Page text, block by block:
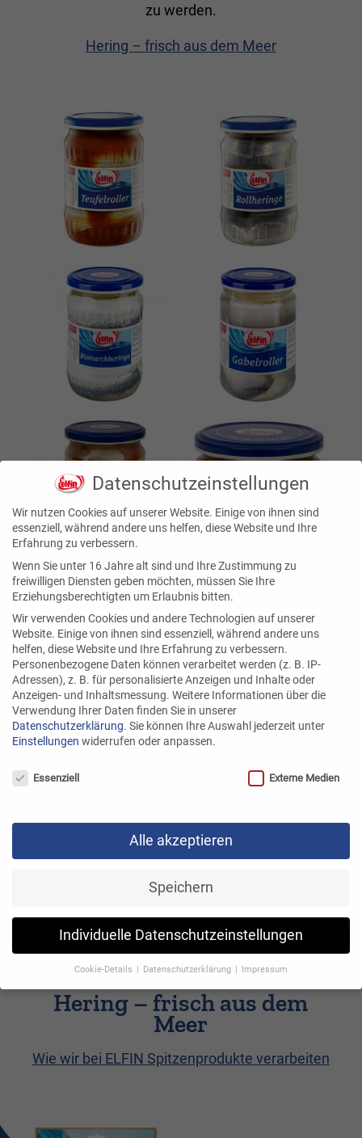
zu werden.
Hering – frisch aus dem Meer
Hering – frisch aus dem
Meer
Wie wir bei ELFIN Spitzenprodukte verarbeiten
Datenschutzeinstellungen
Wir nutzen Cookies auf unserer Website. Einige von ihnen sind
essenziell, während andere uns helfen, diese Website und Ihre
Erfahrung zu verbessern.
Wenn Sie unter 16 Jahre alt sind und Ihre Zustimmung zu
freiwilligen Diensten geben möchten, müssen Sie Ihre
Erziehungsberechtigten um Erlaubnis bitten.
Wir verwenden Cookies und andere Technologien auf unserer
Website. Einige von ihnen sind essenziell, während andere uns
helfen, diese Website und Ihre Erfahrung zu verbessern.
Personenbezogene Daten können verarbeitet werden (z. B. IP-
Adressen), z. B. für personalisierte Anzeigen und Inhalte oder
Anzeigen- und Inhaltsmessung. Weitere Informationen über die
Verwendung Ihrer Daten finden Sie in unserer
Datenschutzerklärung. Sie können Ihre Auswahl jederzeit unter
Einstellungen widerrufen oder anpassen.
Datenschutzeinstellungen
Essenziell Externe Medien
Alle akzeptieren
Speichern
Individuelle Datenschutzeinstellungen
Cookie-Details Datenschutzerklärung Impressum
Datenschutzeinstellungen
Wenn Sie unter 16 Jahre alt sind und Ihre Zustimmung zu
freiwilligen Diensten geben möchten, müssen Sie Ihre
Wir verwenden Cookies und andere Technologien auf unserer
Adressen), z. B. für personalisierte Anzeigen und Inhalte oder